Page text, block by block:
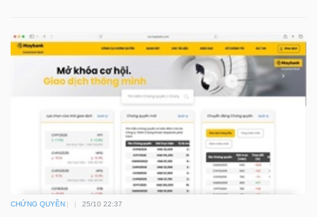
CHỨNG QUYỀN 25/10 22:37
DÙNG
THIẾT